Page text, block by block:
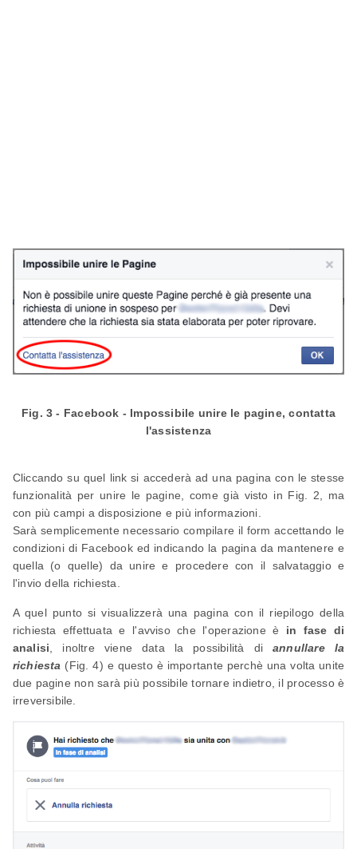
Fig. 3 - Facebook - Impossibile unire le pagine, contatta
l'assistenza
Cliccando su quel link si accederà ad una pagina con le stesse
funzionalità per unire le pagine, come già visto in Fig. 2, ma
con più campi a disposizione e più informazioni.
Sarà semplicemente necessario compilare il form accettando le
condizioni di Facebook ed indicando la pagina da mantenere e
quella (o quelle) da unire e procedere con il salvataggio e
l'invio della richiesta.
A quel punto si visualizzerà una pagina con il riepilogo della
richiesta effettuata e l'avviso che l'operazione è in fase di
analisi, inoltre viene data la possibilità di annullare la
richiesta (Fig. 4) e questo è importante perchè una volta unite
due pagine non sarà più possibile tornare indietro, il processo è
irreversibile.